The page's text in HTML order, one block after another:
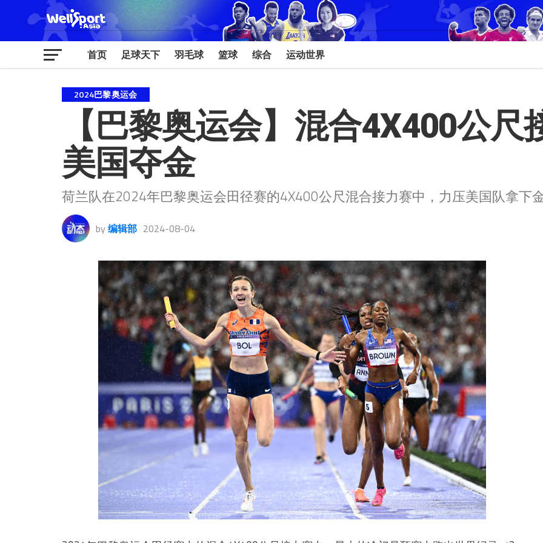
首页 足球天下 羽毛球 篮球 综合 运动世界
2024巴黎奥运会
【巴黎奥运会】混合4X400公尺
美国夺金
荷兰队在2024年巴黎奥运会田径赛的4X400公尺混合接力赛中，力压美国队拿下
by 编辑部 2024-08-04